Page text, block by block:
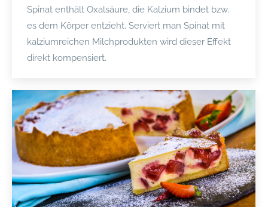
Spinat enthält Oxalsäure, die Kalzium bindet bzw.
es dem Körper entzieht. Serviert man Spinat mit
kalziumreichen Milchprodukten wird dieser Effekt
direkt kompensiert.